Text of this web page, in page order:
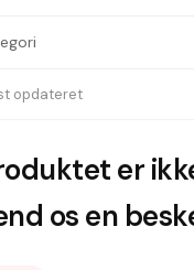
opdateret
er
os en